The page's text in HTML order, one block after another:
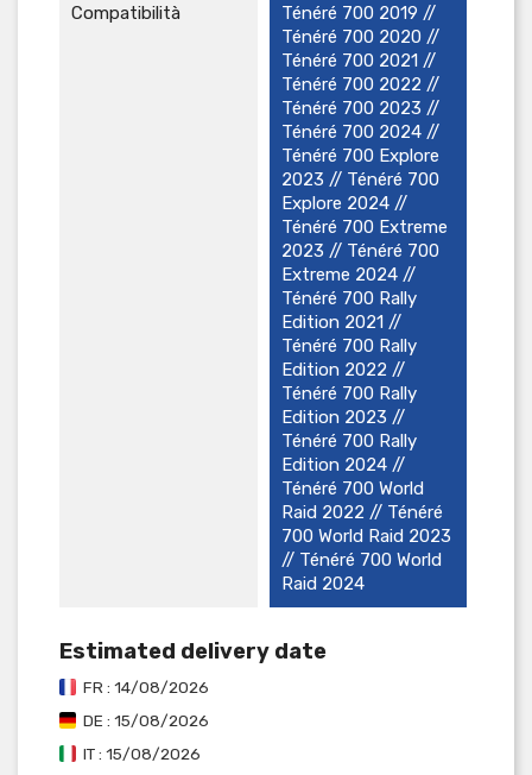
Compatibilità
Ténéré 700 2019 //
Ténéré 700 2020 //
Ténéré 700 2021 //
Ténéré 700 2022 //
Ténéré 700 2023 //
Ténéré 700 2024 //
Ténéré 700 Explore
2023 // Ténéré 700
Explore 2024 //
Ténéré 700 Extreme
2023 // Ténéré 700
Extreme 2024 //
Ténéré 700 Rally
Edition 2021 //
Ténéré 700 Rally
Edition 2022 //
Ténéré 700 Rally
Edition 2023 //
Ténéré 700 Rally
Edition 2024 //
Ténéré 700 World
Raid 2022 // Ténéré
700 World Raid 2023
// Ténéré 700 World
Raid 2024
Estimated delivery date
FR : 14/08/2026
DE : 15/08/2026
IT : 15/08/2026